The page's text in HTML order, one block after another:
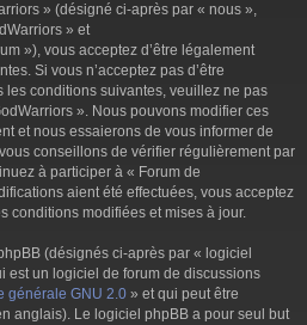
» (désigné ci-après par « nous »,
» et
»), vous acceptez d’être légalement
Si vous n’acceptez pas d’être
les conditions suivantes, veuillez ne pas
». Nous pouvons modifier ces
et nous essaierons de vous informer de
conseillons de vérifier régulièrement par
à participer à « Forum de
aient été effectuées, vous acceptez
conditions modifiées et mises à jour.
(désignés ci-après par « logiciel
est un logiciel de forum de discussions
générale GNU 2.0 » et qui peut être
anglais). Le logiciel phpBB a pour seul but